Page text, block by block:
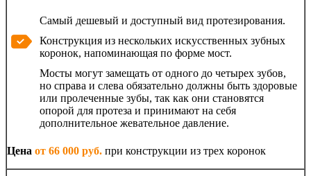
Самый дешевый и доступный вид протезирования.
Конструкция из нескольких искусственных зубных
коронок, напоминающая по форме мост.
Мосты могут замещать от одного до четырех зубов,
но справа и слева обязательно должны быть здоровые
или пролеченные зубы, так как они становятся
опорой для протеза и принимают на себя
дополнительное жевательное давление.
Цена от 66 000 руб. при конструкции из трех коронок